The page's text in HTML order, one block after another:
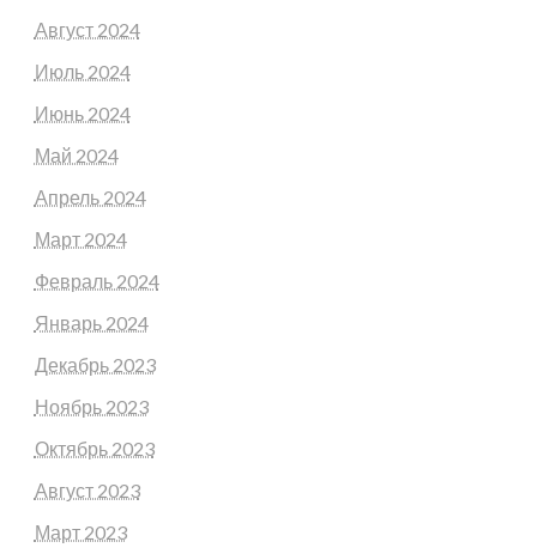
Август 2024
Июль 2024
Июнь 2024
Май 2024
Апрель 2024
Март 2024
Февраль 2024
Январь 2024
Декабрь 2023
Ноябрь 2023
Октябрь 2023
Август 2023
Март 2023